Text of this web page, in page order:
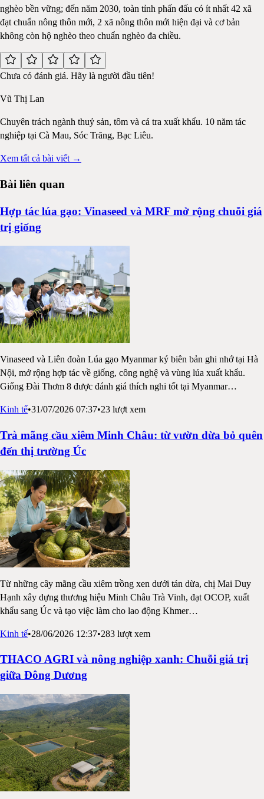
nghèo bền vững; đến năm 2030, toàn tỉnh phấn đấu có ít nhất 42 xã
đạt chuẩn nông thôn mới, 2 xã nông thôn mới hiện đại và cơ bản
không còn hộ nghèo theo chuẩn nghèo đa chiều.
Chưa có đánh giá. Hãy là người đầu tiên!
Vũ Thị Lan
Chuyên trách ngành thuỷ sản, tôm và cá tra xuất khẩu. 10 năm tác
nghiệp tại Cà Mau, Sóc Trăng, Bạc Liêu.
Xem tất cả bài viết →
Bài liên quan
Hợp tác lúa gạo: Vinaseed và MRF mở rộng chuỗi giá
trị giống
Vinaseed và Liên đoàn Lúa gạo Myanmar ký biên bản ghi nhớ tại Hà
Nội, mở rộng hợp tác về giống, công nghệ và vùng lúa xuất khẩu.
Giống Đài Thơm 8 được đánh giá thích nghi tốt tại Myanmar…
Kinh tế•31/07/2026 07:37•23 lượt xem
Trà mãng cầu xiêm Minh Châu: từ vườn dừa bỏ quên
đến thị trường Úc
Từ những cây mãng cầu xiêm trồng xen dưới tán dừa, chị Mai Duy
Hạnh xây dựng thương hiệu Minh Châu Trà Vinh, đạt OCOP, xuất
khẩu sang Úc và tạo việc làm cho lao động Khmer…
Kinh tế•28/06/2026 12:37•283 lượt xem
THACO AGRI và nông nghiệp xanh: Chuỗi giá trị
giữa Đông Dương